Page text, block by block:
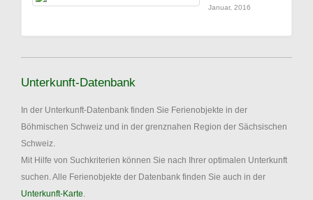
Januar, 2016
Unterkunft-Datenbank
In der Unterkunft-Datenbank finden Sie Ferienobjekte in der
Böhmischen Schweiz und in der grenznahen Region der Sächsischen
Schweiz.
Mit Hilfe von Suchkriterien können Sie nach Ihrer optimalen Unterkunft
suchen. Alle Ferienobjekte der Datenbank finden Sie auch in der
Unterkunft-Karte.